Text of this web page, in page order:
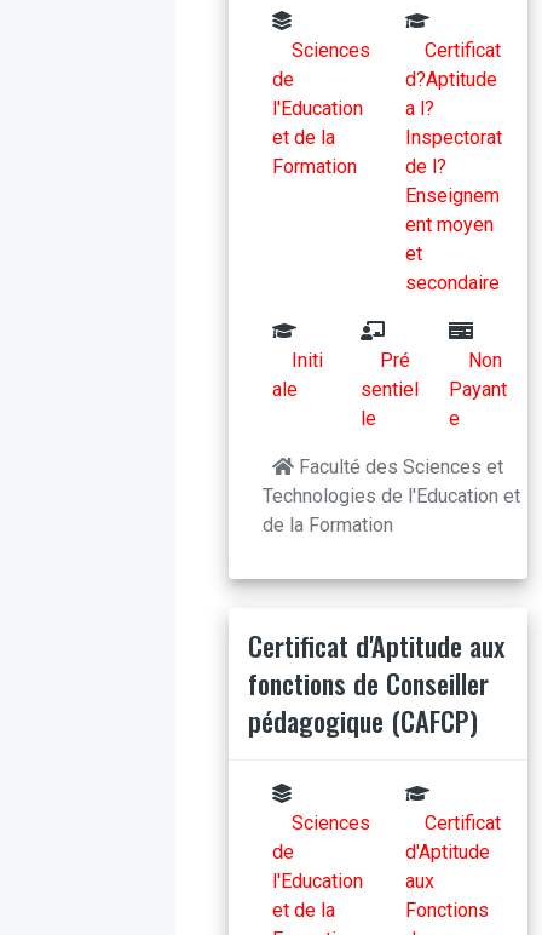
Sciences
de
l'Education
et de la
Formation
Certificat
d?Aptitude
a l?
Inspectorat
de l?
Enseignem
ent moyen
et
secondaire
Initi
ale
Pré
sentiel
le
Non
Payant
e
Faculté des Sciences et
Technologies de l'Education et
de la Formation
Certificat d'Aptitude aux
fonctions de Conseiller
pédagogique (CAFCP)
Sciences
de
l'Education
et de la
Certificat
d'Aptitude
aux
Fonctions